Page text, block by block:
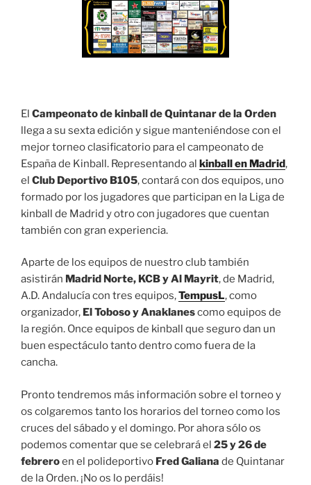
El Campeonato de kinball de Quintanar de la Orden
llega a su sexta edición y sigue manteniéndose con el
mejor torneo clasificatorio para el campeonato de
España de Kinball. Representando al kinball en Madrid,
el Club Deportivo B105, contará con dos equipos, uno
formado por los jugadores que participan en la Liga de
kinball de Madrid y otro con jugadores que cuentan
también con gran experiencia.
Aparte de los equipos de nuestro club también
asistirán Madrid Norte, KCB y Al Mayrit, de Madrid,
A.D. Andalucía con tres equipos,TempusL, como
organizador, El Toboso y Anaklanescomo equipos de
la región. Once equipos de kinball que seguro dan un
buen espectáculo tanto dentro como fuera de la
cancha.
Pronto tendremos más información sobre el torneo y
os colgaremos tanto los horarios del torneo como los
cruces del sábado y el domingo. Por ahora sólo os
podemos comentar que se celebrará el 25 y 26 de
febreroen el polideportivo Fred Galiana de Quintanar
de la Orden. ¡No os lo perdáis!